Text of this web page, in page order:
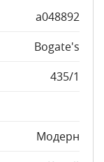
a048892
Bogate's
435/1
Модерн